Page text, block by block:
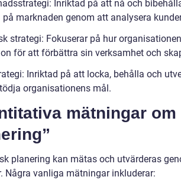
Inriktad på att nå och
marknaden genom att analysera
strategi: Fokuserar på hur
för att förbättra sin verksamhet och
Inriktad på att locka, behålla och
organisationens mål.
mätningar
planering kan mätas och utvärderas
Några vanliga mätningar inkluderar: